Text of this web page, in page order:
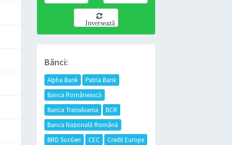
Inversează
Bănci:
Alpha Bank
Patria Bank
Banca Românească
Banca Transilvania
BCR
Banca Națională Română
BRD SocGen
CEC
Credit Europe